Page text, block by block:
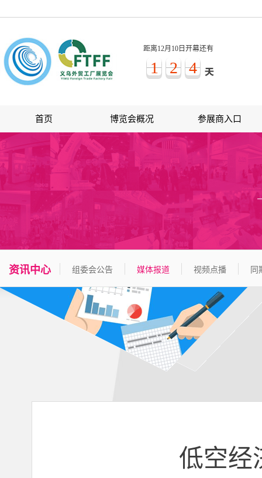
距离12月10日开幕还有
1 2 4
首页 博览会概况 参展商入口
资讯中心 组委会公告 媒体报道 视频点播 同
低空经